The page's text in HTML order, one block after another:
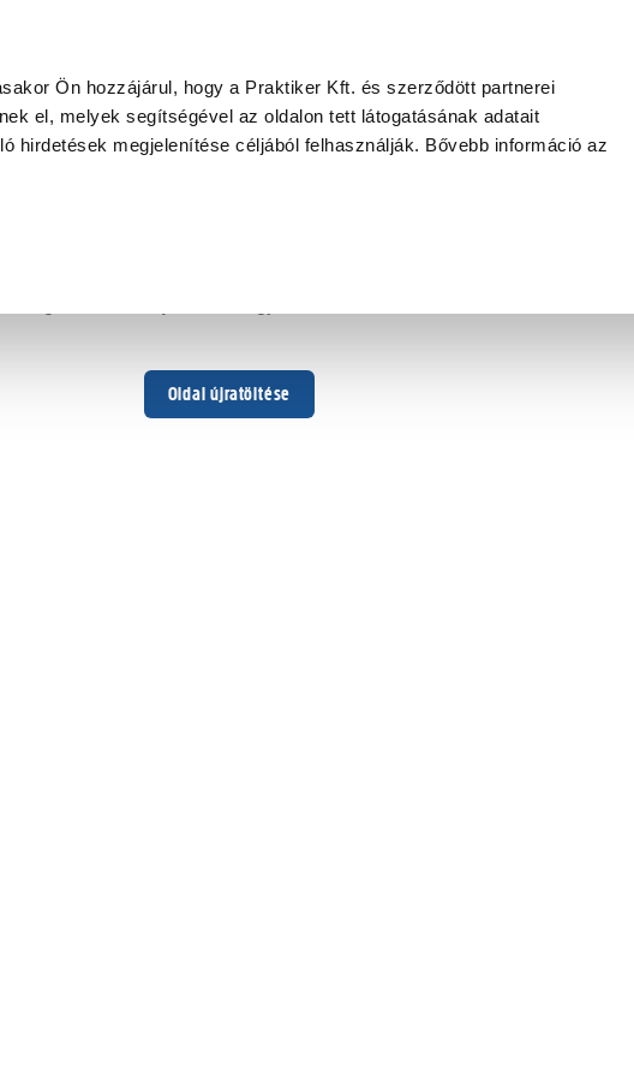
Ön hozzájárul, hogy a Praktiker Kft. és szerződött partnerei
el, melyek segítségével az oldalon tett látogatásának adatait
hirdetések megjelenítése céljából felhasználják. Bővebb információ az
Oldal újratöltése